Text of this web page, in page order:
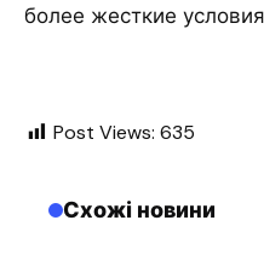
более жесткие
Post Views: 635
Схожі новини